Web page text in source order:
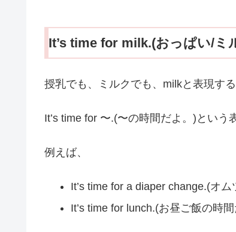
It’s time for milk.(おっぱい/ミ
授乳でも、ミルクでも、milkと表現する
It’s time for 〜.(〜の時間だよ。)という
例えば、
It’s time for a diaper change.(オ
It’s time for lunch.(お昼ご飯の時